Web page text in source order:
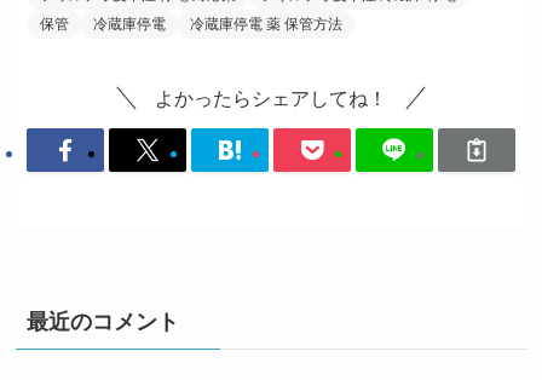
保管
冷蔵庫停電 冷蔵庫停電 薬 保管方法
よかったらシェアしてね！
最近のコメント